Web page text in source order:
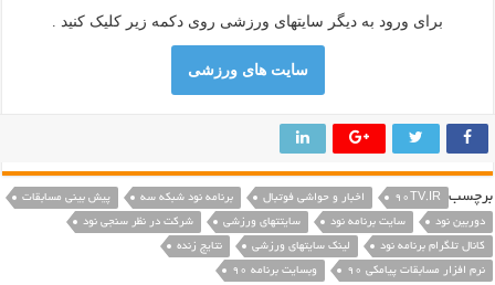
برای ورود به دیگر سایتهای ورزشی روی دکمه زیر کلیک کنید .
سایت های ورزشی
برچسب 90TV.IR اخبار و حواشی فوتبال برنامه نود شبکه سه
پیش بینی مسابقات
دوربین نود
سایت برنامه نود سایتتهای ورزشی
شرکت در نظر سنجی نود
کانال تلگرام برنامه نود
لینک سایتهای ورزشی
نتایج زنده
نرم افزار مسابقات پیامکی ۹۰
وبسایت برنامه 90